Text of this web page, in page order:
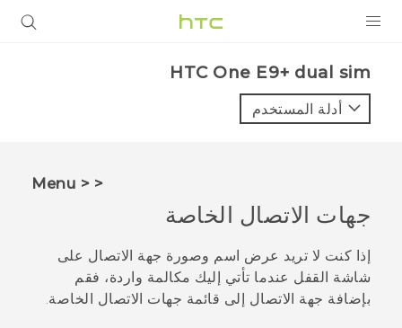
VIVE
VIVERSE
البرامج + التطبيقات
الدعم
HTC One E9+ dual sim‎
أدلة المستخدم
< < Menu
جهات الاتصال الخاصة
إذا كنت لا تريد عرض اسم وصورة جهة الاتصال على
شاشة القفل عندما تأتي إليك مكالمة واردة، فقم
بإضافة جهة الاتصال إلى قائمة جهات الاتصال الخاصة.